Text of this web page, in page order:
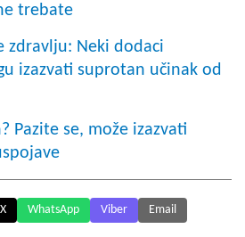
trebate
zdravlju: Neki dodaci
izazvati suprotan učinak od
Pazite se, može izazvati
X WhatsApp Viber Email